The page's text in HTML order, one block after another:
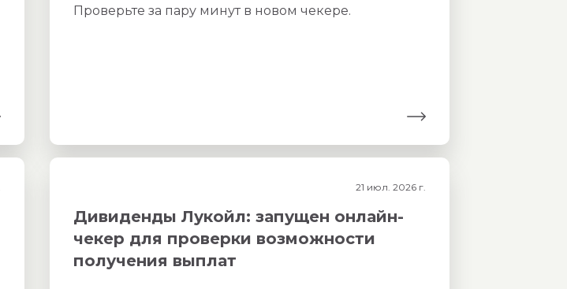
Проверьте за пару минут в новом чекере.
21 июл. 2026 г.
Дивиденды Лукойл: запущен онлайн-
чекер для проверки возможности
получения выплат